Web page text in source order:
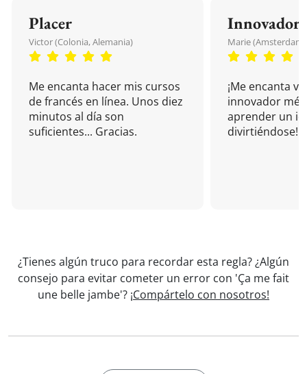
Placer
Victor (Colonia, Alemania)
Me encanta hacer mis cursos
de francés en línea. Unos diez
minutos al día son
suficientes... Gracias.
Innovador
Marie (Amsterdam,
¡Me encanta
innovador
aprender un
divirtiéndose!
¿Tienes algún truco para recordar esta regla? ¿Algún
consejo para evitar cometer un error con 'Ça me fait
une belle jambe'? ¡Compártelo con nosotros!